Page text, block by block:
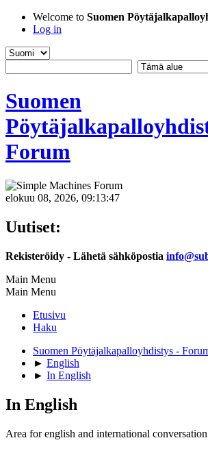
Welcome to Suomen
Log in
Suomen
Forum
elokuu 08, 2026, 09:13:47
Uutiset:
Rekisteröidy - Lähetä sähköpostia
Main Menu
Main Menu
Etusivu
Haku
Suomen Pöytäjalkapalloyhdistys -
► English
► In English
In English
Area for english and international conversation